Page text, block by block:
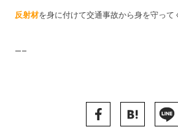
反射材を身に付けて交通事故から身を守って
—–